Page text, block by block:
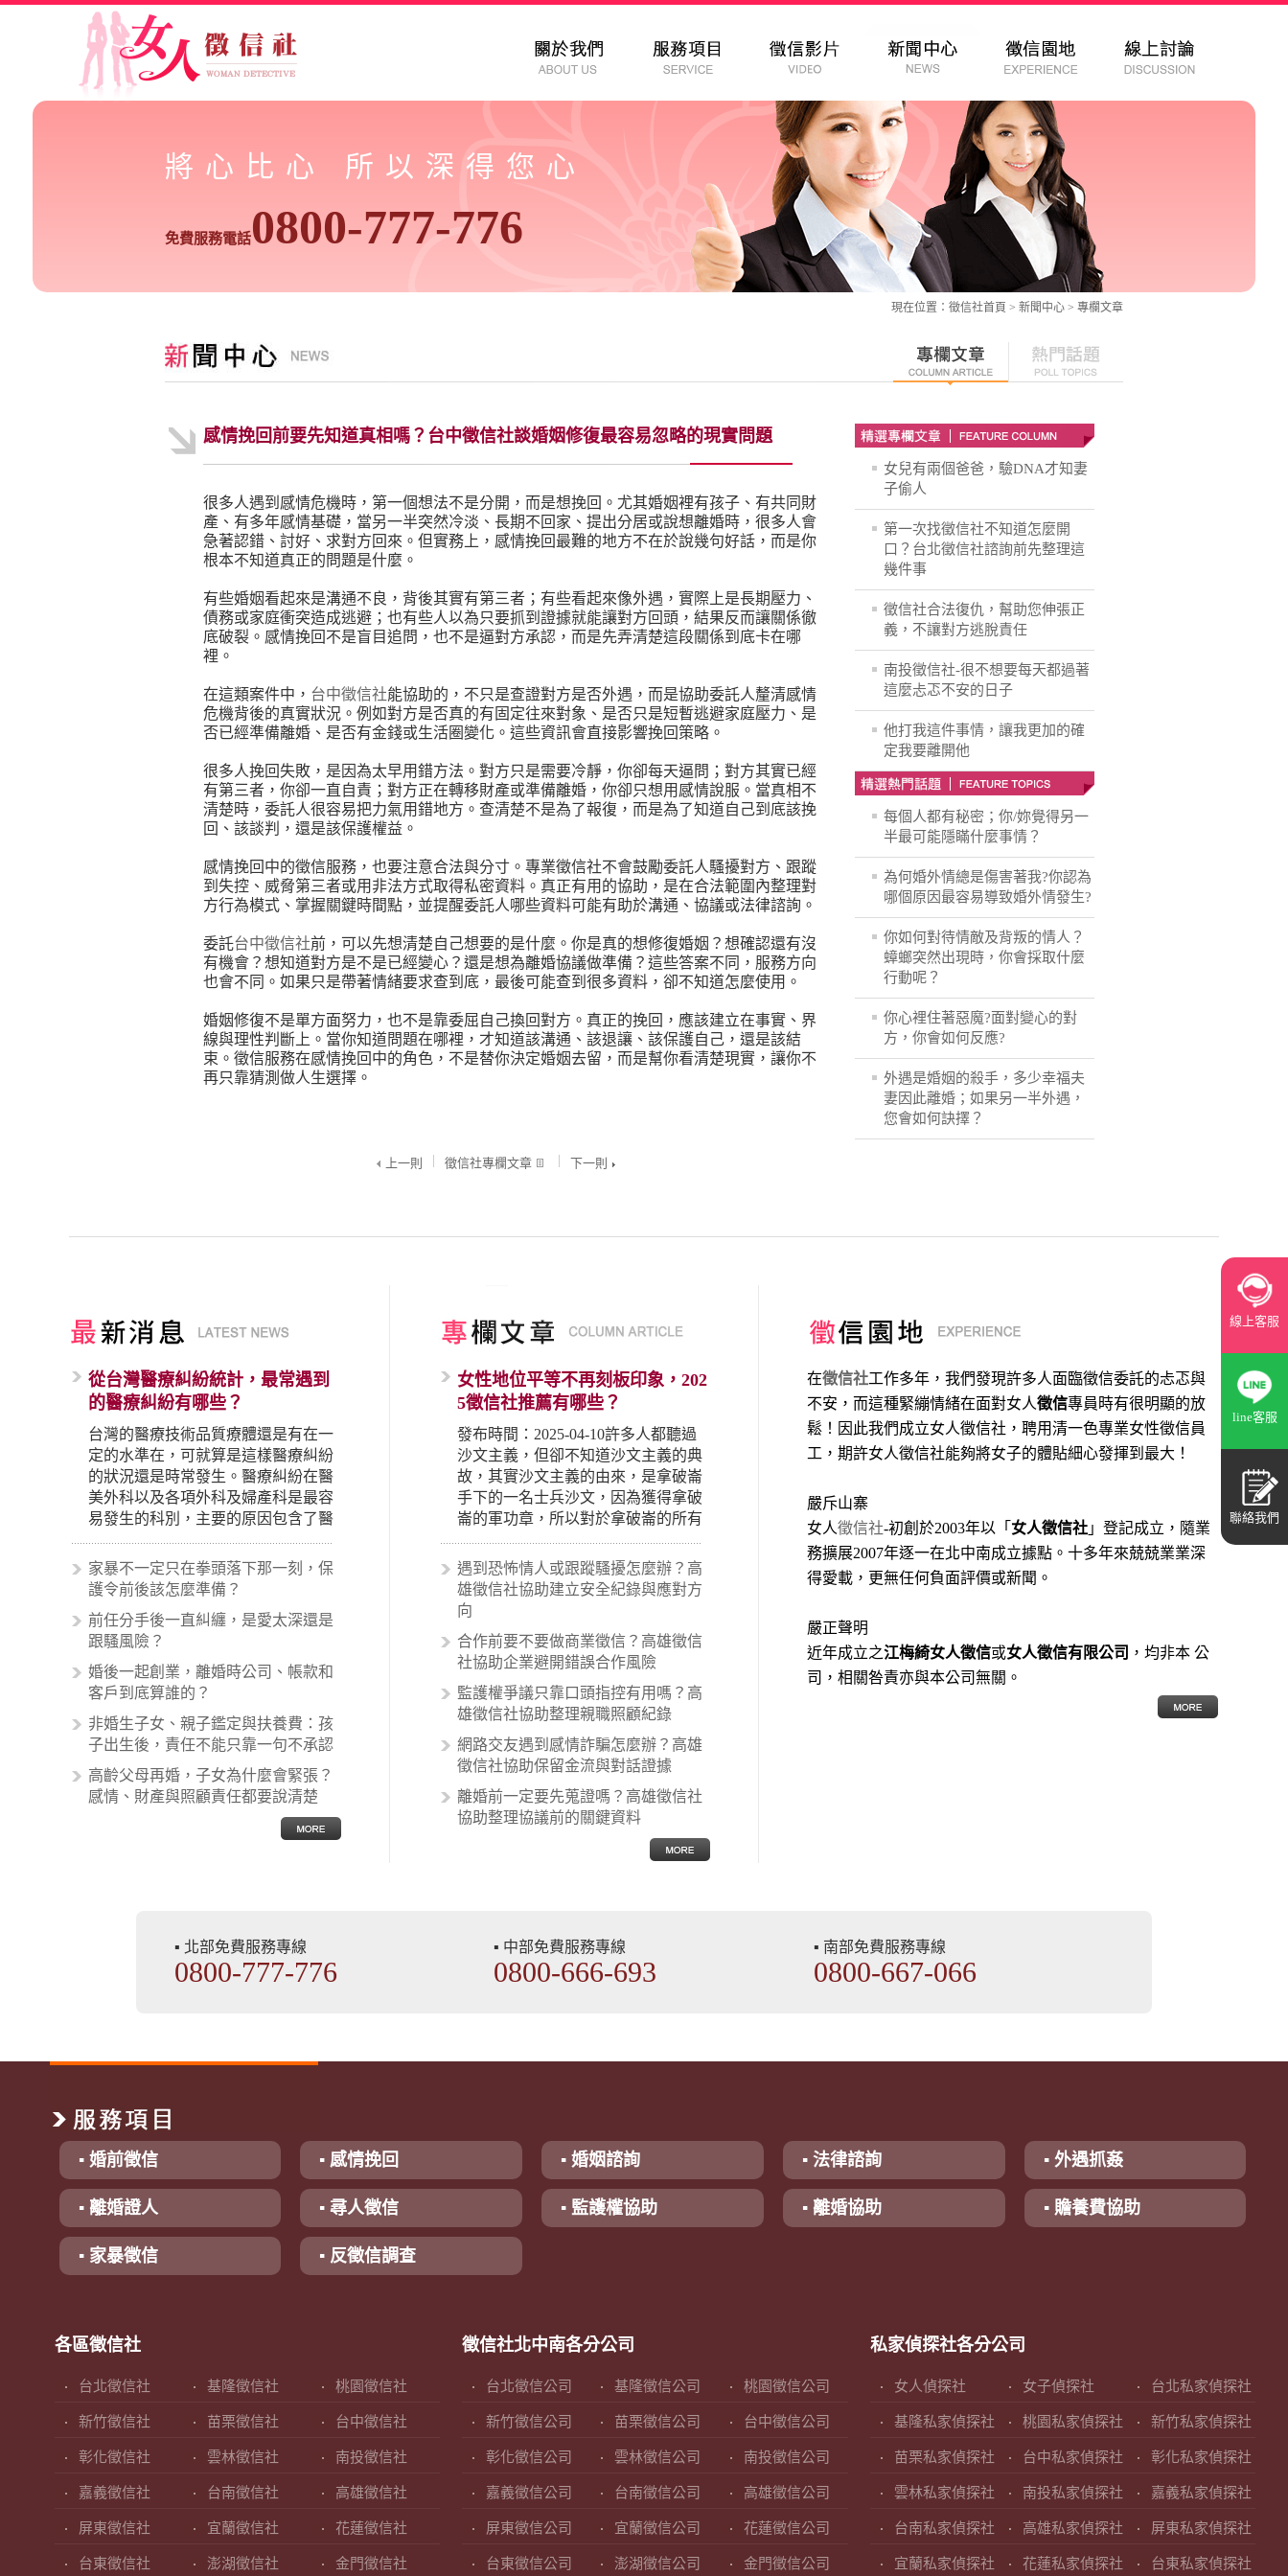
將心比心 所以深得您心
免費服務電話0800-777-776
線上客服
line客服
聯絡我們
現在位置： 徵信社首頁 > 新聞中心 > 專欄文章
感情挽回前要先知道真相嗎？台中徵信社談婚姻修復最容易忽略的現實問題
很多人遇到感情危機時，第一個想法不是分開，而是想挽回。尤其婚姻裡有孩子、有共同財
產、有多年感情基礎，當另一半突然冷淡、長期不回家、提出分居或說想離婚時，很多人會
急著認錯、討好、求對方回來。但實務上，感情挽回最難的地方不在於說幾句好話，而是你
根本不知道真正的問題是什麼。
有些婚姻看起來是溝通不良，背後其實有第三者；有些看起來像外遇，實際上是長期壓力、
債務或家庭衝突造成逃避；也有些人以為只要抓到證據就能讓對方回頭，結果反而讓關係徹
底破裂。感情挽回不是盲目追問，也不是逼對方承認，而是先弄清楚這段關係到底卡在哪
裡。
在這類案件中， 台中徵信社能協助的，不只是查證對方是否外遇，而是協助委託人釐清感情
危機背後的真實狀況。例如對方是否真的有固定往來對象、是否只是短暫逃避家庭壓力、是
否已經準備離婚、是否有金錢或生活圈變化。這些資訊會直接影響挽回策略。
很多人挽回失敗，是因為太早用錯方法。對方只是需要冷靜，你卻每天逼問；對方其實已經
有第三者，你卻一直自責；對方正在轉移財產或準備離婚，你卻只想用感情說服。當真相不
清楚時，委託人很容易把力氣用錯地方。查清楚不是為了報復，而是為了知道自己到底該挽
回、該談判，還是該保護權益。
感情挽回中的徵信服務，也要注意合法與分寸。專業徵信社不會鼓勵委託人騷擾對方、跟蹤
到失控、威脅第三者或用非法方式取得私密資料。真正有用的協助，是在合法範圍內整理對
方行為模式、掌握關鍵時間點，並提醒委託人哪些資料可能有助於溝通、協議或法律諮詢。
委託台中徵信社前，可以先想清楚自己想要的是什麼。你是真的想修復婚姻？想確認還有沒
有機會？想知道對方是不是已經變心？還是想為離婚協議做準備？這些答案不同，服務方向
也會不同。如果只是帶著情緒要求查到底，最後可能查到很多資料，卻不知道怎麼使用。
婚姻修復不是單方面努力，也不是靠委屈自己換回對方。真正的挽回，應該建立在事實、界
線與理性判斷上。當你知道問題在哪裡，才知道該溝通、該退讓、該保護自己，還是該結
束。徵信服務在感情挽回中的角色，不是替你決定婚姻去留，而是幫你看清楚現實，讓你不
再只靠猜測做人生選擇。
上一則 徵信社專欄文章 下一則
女兒有兩個爸爸，驗DNA才知妻
子偷人
第一次找徵信社不知道怎麼開
口？台北徵信社諮詢前先整理這
幾件事
徵信社合法復仇，幫助您伸張正
義，不讓對方逃脫責任
南投徵信社-很不想要每天都過著
這麼忐忑不安的日子
他打我這件事情，讓我更加的確
定我要離開他
每個人都有秘密；你/妳覺得另一
半最可能隱瞞什麼事情？
為何婚外情總是傷害著我?你認為
哪個原因最容易導致婚外情發生?
你如何對待情敵及背叛的情人？
蟑螂突然出現時，你會採取什麼
行動呢？
你心裡住著惡魔?面對變心的對
方，你會如何反應?
外遇是婚姻的殺手，多少幸福夫
妻因此離婚；如果另一半外遇，
您會如何訣擇？
從台灣醫療糾紛統計，最常遇到
的醫療糾紛有哪些？
台灣的醫療技術品質療體還是有在一
定的水準在，可就算是這樣醫療糾紛
的狀況還是時常發生。醫療糾紛在醫
美外科以及各項外科及婦產科是最容
易發生的科別，主要的原因包含了醫
生未盡告知義務、醫療處置疏失、手
術疏失、術後照顧失當、醫療費用的
收取。雖然醫學進步，但醫生與病患
案例中最後都走向訴訟流程，我們如
果不幸遇到相關醫療糾紛時究竟該怎
麼處理呢？醫療糾紛相關的內容其實
非常多，有些案例…
家暴不一定只在拳頭落下那一刻，保
護令前後該怎麼準備？
前任分手後一直糾纏，是愛太深還是
跟騷風險？
婚後一起創業，離婚時公司、帳款和
客戶到底算誰的？
非婚生子女、親子鑑定與扶養費：孩
子出生後，責任不能只靠一句不承認
高齡父母再婚，子女為什麼會緊張？
感情、財產與照顧責任都要說清楚
女性地位平等不再刻板印象，202
5徵信社推薦有哪些？
發布時間：2025-04-10許多人都聽過
沙文主義，但卻不知道沙文主義的典
故，其實沙文主義的由來，是拿破崙
手下的一名士兵沙文，因為獲得拿破
崙的軍功章，所以對於拿破崙的所有
事蹟和政策產生狂熱崇拜，形成偏執
的狀況，所以沙文主義後來就被拿來
暗指偏見和歧視，而且有沙文主義傾
向的人，通常對於自己的國家和民族
國家的人，所以沙文主義也廣泛應用
在種族歧視的說法，甚至還出現了男
性沙文…
遇到恐怖情人或跟蹤騷擾怎麼辦？高
雄徵信社協助建立安全紀錄與應對方
向
合作前要不要做商業徵信？高雄徵信
社協助企業避開錯誤合作風險
監護權爭議只靠口頭指控有用嗎？高
雄徵信社協助整理親職照顧紀錄
網路交友遇到感情詐騙怎麼辦？高雄
徵信社協助保留金流與對話證據
離婚前一定要先蒐證嗎？高雄徵信社
協助整理協議前的關鍵資料
在徵信社工作多年，我們發現許多人面臨徵信委託的忐忑與
不安，而這種緊繃情緒在面對女人徵信專員時有很明顯的放
鬆！因此我們成立女人徵信社，聘用清一色專業女性徵信員
工，期許女人徵信社能夠將女子的體貼細心發揮到最大 ！
嚴斥山寨
女人徵信社-初創於2003年以「 女人徵信社 」登記成立，隨業
務擴展2007年逐一在北中南成立據點。十多年來兢兢業業深
得愛載，更無任何負面評價或新聞。
嚴正聲明
近年成立之江梅綺女人徵信或女人徵信有限公司 ，均非本 公
司，相關咎責亦與本公司無關。
▪ 北部免費服務專線
0800-777-776
▪ 中部免費服務專線
0800-666-693
▪ 南部免費服務專線
0800-667-066
▪ 婚前徵信 ▪ 感情挽回 ▪ 婚姻諮詢 ▪ 法律諮詢 ▪ 外遇抓姦
▪ 離婚證人 ▪ 尋人徵信 ▪ 監護權協助 ▪ 離婚協助 ▪ 贍養費協助
▪ 家暴徵信 ▪ 反徵信調查
各區徵信社
台北徵信社 基隆徵信社 桃園徵信社
新竹徵信社 苗栗徵信社 台中徵信社
彰化徵信社 雲林徵信社 南投徵信社
嘉義徵信社 台南徵信社 高雄徵信社
屏東徵信社 宜蘭徵信社 花蓮徵信社
台東徵信社 澎湖徵信社 金門徵信社
徵信社北中南各分公司
台北徵信公司 基隆徵信公司 桃園徵信公司
新竹徵信公司 苗栗徵信公司 台中徵信公司
彰化徵信公司 雲林徵信公司 南投徵信公司
嘉義徵信公司 台南徵信公司 高雄徵信公司
屏東徵信公司 宜蘭徵信公司 花蓮徵信公司
台東徵信公司 澎湖徵信公司 金門徵信公司
私家偵探社各分公司
女人偵探社 女子偵探社 台北私家偵探社
基隆私家偵探社 桃園私家偵探社 新竹私家偵探社
苗栗私家偵探社 台中私家偵探社 彰化私家偵探社
雲林私家偵探社 南投私家偵探社 嘉義私家偵探社
台南私家偵探社 高雄私家偵探社 屏東私家偵探社
宜蘭私家偵探社 花蓮私家偵探社 台東私家偵探社